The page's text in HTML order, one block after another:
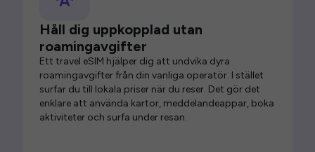
Håll dig uppkopplad utan
roamingavgifter
Ett travel eSIM hjälper dig att undvika dyra
roamingavgifter från din vanliga operatör. I stället
surfar du till lokala priser när du reser. Det gör det
enklare att använda kartor, meddelandeappar, boka
aktiviteter och surfa under resan.